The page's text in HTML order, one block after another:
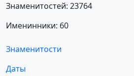
Знаменитостей: 23764
Именинники: 60
Знаменитости
Даты